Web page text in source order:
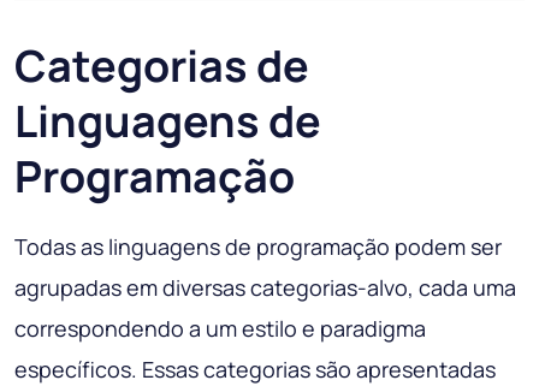
Categorias de
Linguagens de
Programação
Todas as linguagens de programação podem ser
agrupadas em diversas categorias-alvo, cada uma
correspondendo a um estilo e paradigma
específicos. Essas categorias são apresentadas